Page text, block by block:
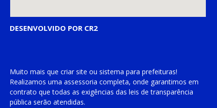
DESENVOLVIDO POR CR2
Muito mais que criar site ou sistema para prefeituras!
Realizamos uma assessoria completa, onde garantimos em
contrato que todas as exigências das leis de transparência
pública serão atendidas.